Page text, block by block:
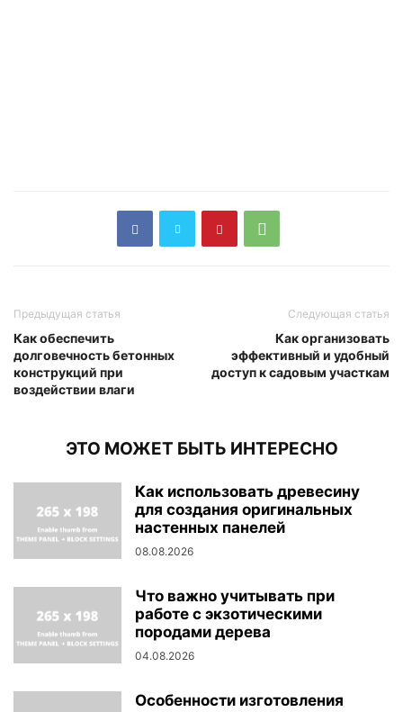
Предыдущая статья
Как обеспечить
долговечность бетонных
конструкций при
воздействии влаги
Следующая статья
Как организовать
эффективный и удобный
доступ к садовым участкам
ЭТО МОЖЕТ БЫТЬ ИНТЕРЕСНО
Как использовать древесину
для создания оригинальных
настенных панелей
08.08.2026
Что важно учитывать при
работе с экзотическими
породами дерева
04.08.2026
Особенности изготовления